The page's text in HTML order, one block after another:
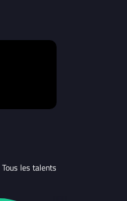
Tous les talents